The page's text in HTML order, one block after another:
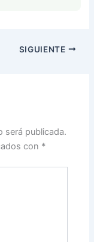
SIGUIENTE
será publicada.
con *